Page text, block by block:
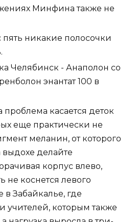
Минфина также не
никакие полосочки
Челябинск - Анаполон со
энантат 100 в
проблема касается деток
еще практически не
меланин, от которого
выдохе делайте
корпус влево,
не коснется левого
в Забайкалье, где
учителей, которым также